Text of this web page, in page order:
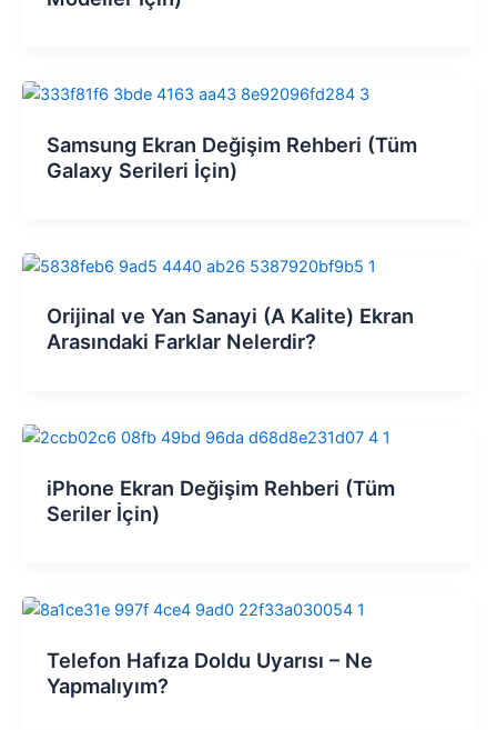
Samsung Ekran Değişim Rehberi (Tüm
Galaxy Serileri İçin)
Orijinal ve Yan Sanayi (A Kalite) Ekran
Arasındaki Farklar Nelerdir?
iPhone Ekran Değişim Rehberi (Tüm
Seriler İçin)
Telefon Hafıza Doldu Uyarısı – Ne
Yapmalıyım?